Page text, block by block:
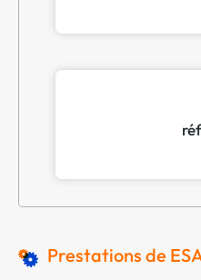
Prestations de